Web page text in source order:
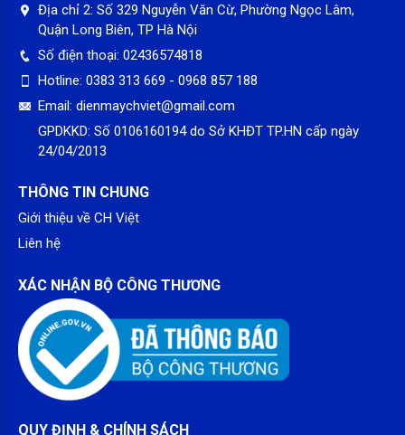
Địa chỉ 2: Số 329 Nguyễn Văn Cừ, Phường Ngọc Lâm,
Quận Long Biên, TP Hà Nội
Số điện thoại: 02436574818
Hotline: 0383 313 669 - 0968 857 188
Email: dienmaychviet@gmail.com
GPDKKD: Số 0106160194 do Sở KHĐT TP.HN cấp ngày
24/04/2013
THÔNG TIN CHUNG
Giới thiệu về CH Việt
Liên hệ
XÁC NHẬN BỘ CÔNG THƯƠNG
QUY ĐỊNH & CHÍNH SÁCH